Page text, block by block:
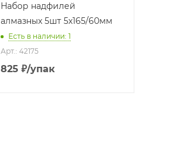
Набор надфилей
алмазных 5шт 5х165/60мм
Есть в наличии: 1
Арт.: 42175
825 ₽/упак